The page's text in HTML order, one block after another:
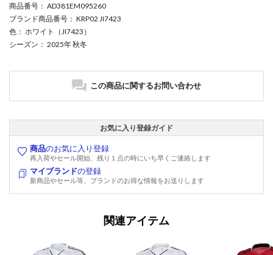
商品番号 ： AD381EM095260
ブランド商品番号 ： KRP02 JI7423
色 ： ホワイト（JI7423）
シーズン ： 2025年 秋冬
この商品に関するお問い合わせ
お気に入り登録ガイド
商品のお気に入り登録
再入荷やセール開始、残り１点の時にいち早くご連絡します
マイブランドの登録
新商品やセール等、ブランドのお得な情報をお送りします
関連アイテム